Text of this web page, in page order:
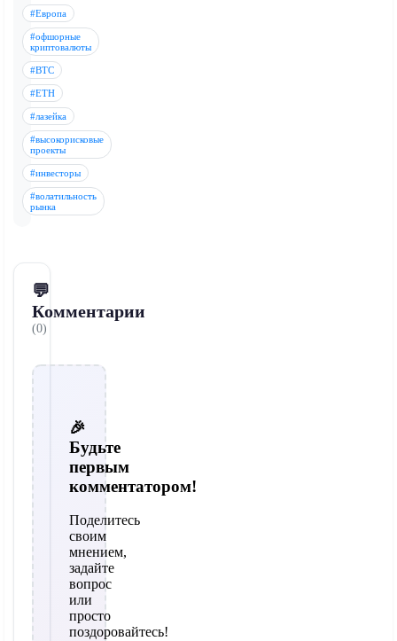
#Европа
#офшорные
криптовалюты
#BTC
#ETH
#лазейка
#высокорисковые
проекты
#инвесторы
#волатильность
рынка
💬
Комментарии
(0)
🎉
Будьте
первым
комментатором!
Поделитесь
своим
мнением,
задайте
вопрос
или
просто
поздоровайтесь!